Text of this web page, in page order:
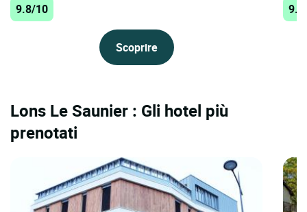
9.8/10
Scoprire
Lons Le Saunier : Gli hotel più
prenotati